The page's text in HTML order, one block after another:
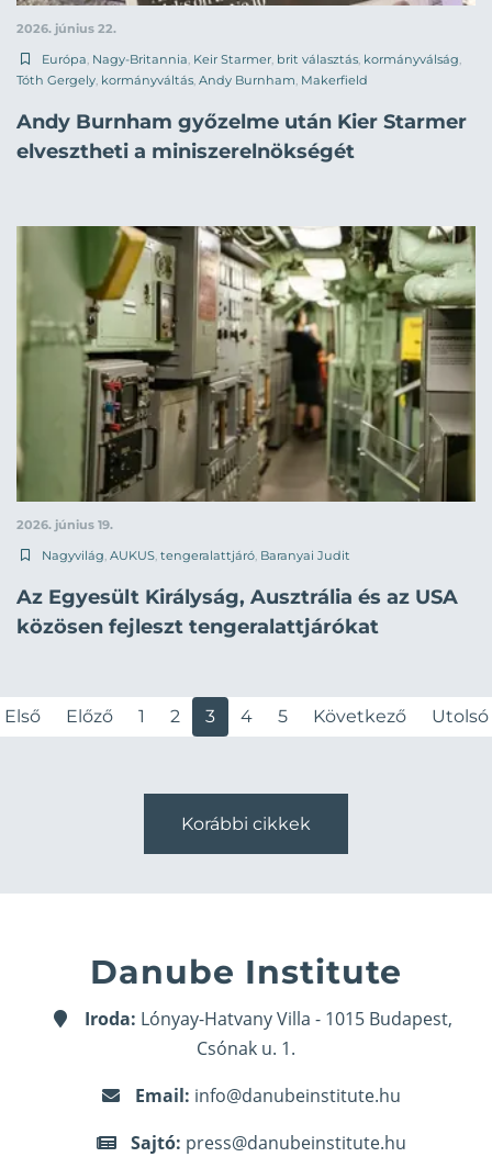
2026. június 22.
Európa Nagy-Britannia Keir Starmer brit választás kormányválság
Tóth Gergely kormányváltás Andy Burnham Makerfield
Andy Burnham győzelme után Kier Starmer
elvesztheti a miniszerelnökségét
2026. június 19.
Nagyvilág, AUKUS, tengeralattjáró, Baranyai Judit
Az Egyesült Királyság, Ausztrália és az USA
közösen fejleszt tengeralattjárókat
Első Előző 1 2 3 4 5 Következő Utolsó
Korábbi cikkek
Danube Institute
Iroda: Lónyay-Hatvany Villa - 1015 Budapest,
Csónak u. 1.
Email: info@danubeinstitute.hu
Sajtó: press@danubeinstitute.hu